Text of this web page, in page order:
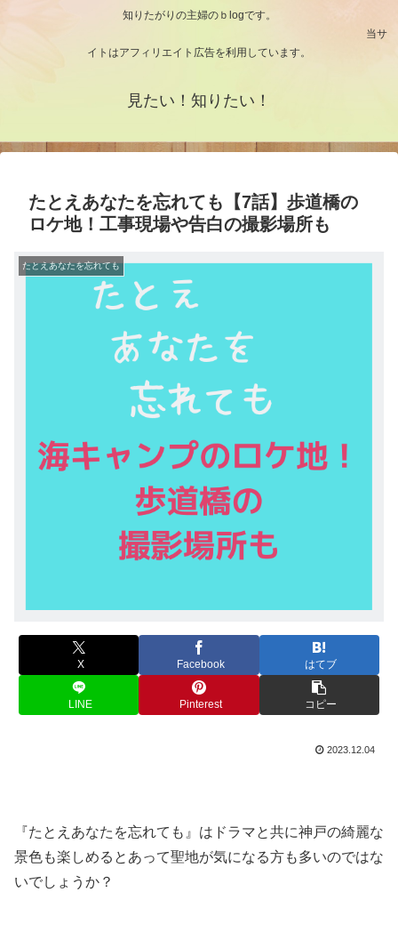
知りたがりの主婦のｂlogです。
当サ
イトはアフィリエイト広告を利用しています。
見たい！知りたい！
たとえあなたを忘れても【7話】歩道橋の
ロケ地！工事現場や告白の撮影場所も
たとえあなたを忘れても
X Facebook はてブ
LINE Pinterest コピー
2023.12.04
『たとえあなたを忘れても』はドラマと共に神戸の綺麗な
景色も楽しめるとあって聖地が気になる方も多いのではな
いでしょうか？